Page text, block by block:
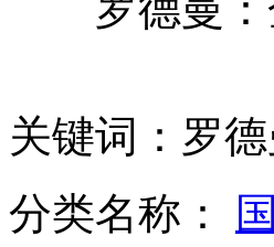
淘气游客惹怒羊驼遭口水喷
北影三试“最美考生”晋级
关键词：罗
分类名称：